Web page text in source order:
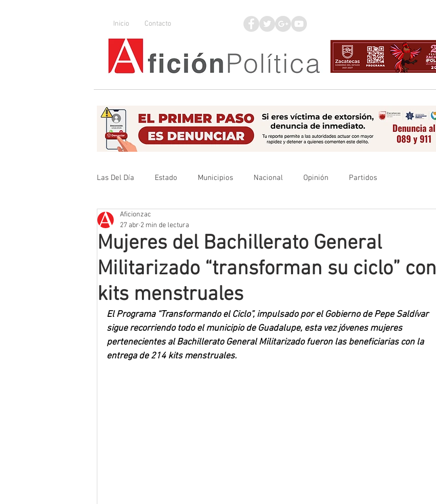
Inicio Contacto
Las Del Día Estado Municipios Nacional Opinión Partidos
Que no se olvide
Mineros LNBP
Mujeres del Bachillerato General
Militarizado “transforman su ciclo” con
kits menstruales
Aficionzac
27 abr 2 min de lectura
El Programa “Transformando el Ciclo”, impulsado por el Gobierno de Pepe Saldívar
sigue recorriendo todo el municipio de Guadalupe, esta vez jóvenes mujeres
pertenecientes al Bachillerato General Militarizado fueron las beneficiarias con la
entrega de 214 kits menstruales.